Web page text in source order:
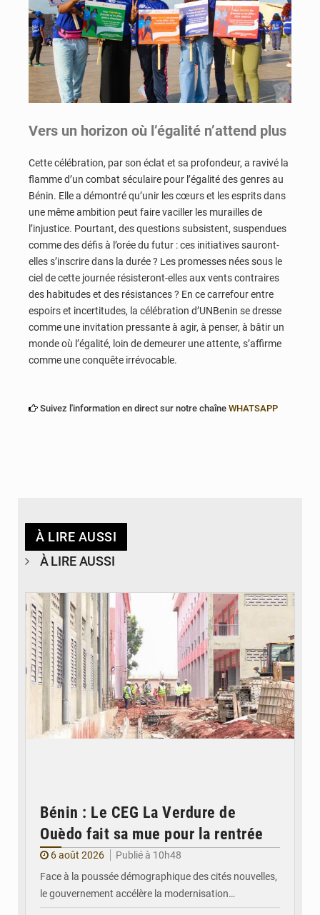
Vers un horizon où l’égalité n’attend plus
Cette célébration, par son éclat et sa profondeur, a ravivé la
flamme d’un combat séculaire pour l’égalité des genres au
Bénin. Elle a démontré qu’unir les cœurs et les esprits dans
une même ambition peut faire vaciller les murailles de
l’injustice. Pourtant, des questions subsistent, suspendues
comme des défis à l’orée du futur : ces initiatives sauront-
elles s’inscrire dans la durée ? Les promesses nées sous le
ciel de cette journée résisteront-elles aux vents contraires
des habitudes et des résistances ? En ce carrefour entre
espoirs et incertitudes, la célébration d’UNBenin se dresse
comme une invitation pressante à agir, à penser, à bâtir un
monde où l’égalité, loin de demeurer une attente, s’affirme
comme une conquête irrévocable.
Suivez l'information en direct sur notre chaîne WHATSAPP
À LIRE AUSSI
À LIRE AUSSI
Bénin : Le CEG La Verdure de
Ouèdo fait sa mue pour la rentrée
6 août 2026
Publié à 10h48
Face à la poussée démographique des cités nouvelles,
le gouvernement accélère la modernisation…